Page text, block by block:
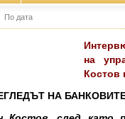
По дата
на
Костов
НА